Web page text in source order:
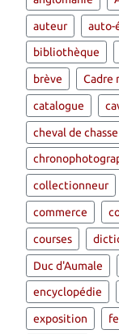
auteur auto-
bibliothèque
brève Cadre
catalogue
cheval de chasse
collectionneur
commerce
courses
Duc d'Aumale
encyclopédie
exposition